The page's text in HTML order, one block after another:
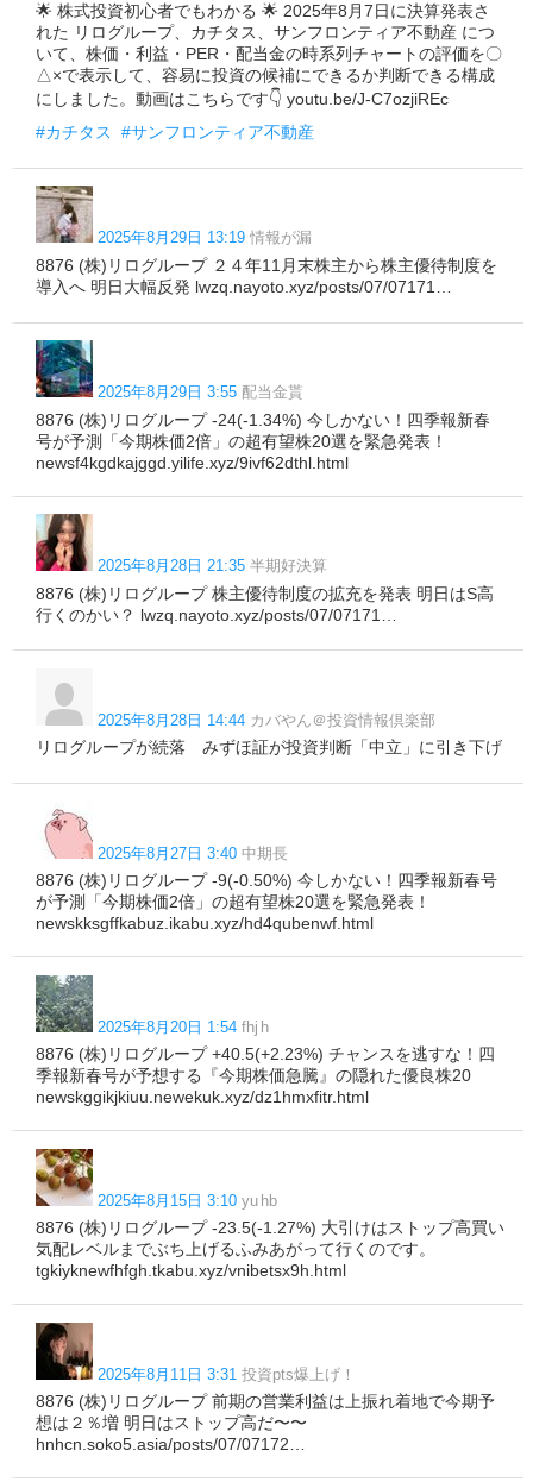
🌟 株式投資初心者でもわかる 🌟 2025年8月7日に決算発表さ
れた リログループ、カチタス、サンフロンティア不動産 につ
いて、株価・利益・PER・配当金の時系列チャートの評価を〇
△×で表示して、容易に投資の候補にできるか判断できる構成
にしました。動画はこちらです👇 youtu.be/J-C7ozjiREc
#カチタス
#サンフロンティア不動産
2025年8月29日 13:19 情報が漏
8876 (株)リログループ ２４年11月末株主から株主優待制度を
導入へ 明日大幅反発 lwzq.nayoto.xyz/posts/07/07171…
2025年8月29日 3:55 配当金貰
8876 (株)リログループ -24(-1.34%) 今しかない！四季報新春
号が予測「今期株価2倍」の超有望株20選を緊急発表！
newsf4kgdkajggd.yilife.xyz/9ivf62dthl.html
2025年8月28日 21:35 半期好決算
8876 (株)リログループ 株主優待制度の拡充を発表 明日はS高
行くのかい？ lwzq.nayoto.xyz/posts/07/07171…
2025年8月28日 14:44 カバやん＠投資情報倶楽部
リログループが続落 みずほ証が投資判断「中立」に引き下げ
2025年8月27日 3:40 中期長
8876 (株)リログループ -9(-0.50%) 今しかない！四季報新春号
が予測「今期株価2倍」の超有望株20選を緊急発表！
newskksgffkabuz.ikabu.xyz/hd4qubenwf.html
2025年8月20日 1:54 fhj h
8876 (株)リログループ +40.5(+2.23%) チャンスを逃すな！四
季報新春号が予想する『今期株価急騰』の隠れた優良株20
newskggikjkiuu.newekuk.xyz/dz1hmxfitr.html
2025年8月15日 3:10 yu hb
8876 (株)リログループ -23.5(-1.27%) 大引けはストップ高買い
気配レベルまでぶち上げるふみあがって行くのです。
tgkiyknewfhfgh.tkabu.xyz/vnibetsx9h.html
2025年8月11日 3:31 投資pts爆上げ！
8876 (株)リログループ 前期の営業利益は上振れ着地で今期予
想は２％増 明日はストップ高だ〜〜
hnhcn.soko5.asia/posts/07/07172…